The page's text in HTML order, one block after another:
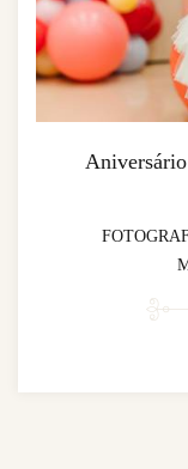
Aniversário